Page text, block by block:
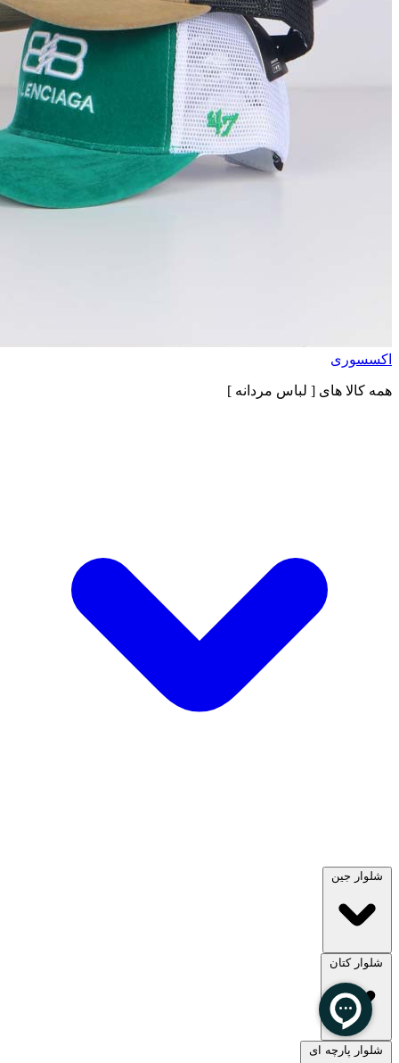
اکسسوری
همه کالا های [ لباس مردانه ]
شلوار جین
مشاهده همه
شلوار کتان
شلوار پارچه ای